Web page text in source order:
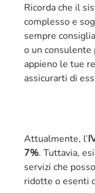
Ricorda che il
complesso e
sempre
o un
appieno le tue
assicurarti di
Attualmente, l’
7%. Tuttavia,
servizi che
ridotte o esenti